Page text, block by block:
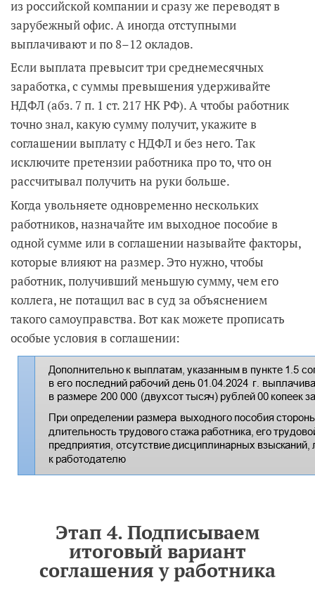
из российской компании и сразу же переводят в
зарубежный офис. А иногда отступными
выплачивают и по 8–12 окладов.
Если выплата превысит три среднемесячных
заработка, с суммы превышения удерживайте
НДФЛ (абз. 7 п. 1 ст. 217 НК РФ). А чтобы работник
точно знал, какую сумму получит, укажите в
соглашении выплату с НДФЛ и без него. Так
исключите претензии работника про то, что он
рассчитывал получить на руки больше.
Когда увольняете одновременно нескольких
работников, назначайте им выходное пособие в
одной сумме или в соглашении называйте факторы,
которые влияют на размер. Это нужно, чтобы
работник, получивший меньшую сумму, чем его
коллега, не потащил вас в суд за объяснением
такого самоуправства. Вот как можете прописать
особые условия в соглашении:
Этап 4. Подписываем
итоговый вариант
соглашения у работника